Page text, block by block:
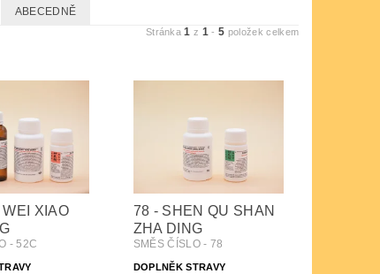
ABECEDNĚ
Stránka1 z 1 -5 položek celkem
XIAO
- 52C
78 - SHEN QU SHAN
ZHA DING
SMĚS ČÍSLO - 78
DOPLNĚK STRAVY